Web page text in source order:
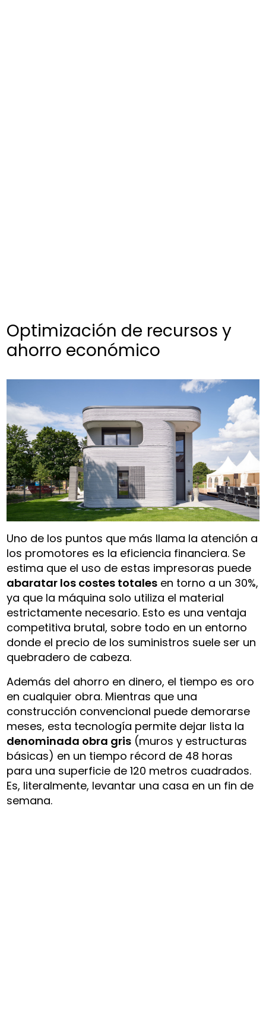
Optimización de recursos y
ahorro económico
Uno de los puntos que más llama la atención a
los promotores es la eficiencia financiera. Se
estima que el uso de estas impresoras puede
abaratar los costes totales en torno a un 30%,
ya que la máquina solo utiliza el material
estrictamente necesario. Esto es una ventaja
competitiva brutal, sobre todo en un entorno
donde el precio de los suministros suele ser un
quebradero de cabeza.
Además del ahorro en dinero, el tiempo es oro
en cualquier obra. Mientras que una
construcción convencional puede demorarse
meses, esta tecnología permite dejar lista la
denominada obra gris (muros y estructuras
básicas) en un tiempo récord de 48 horas
para una superficie de 120 metros cuadrados.
Es, literalmente, levantar una casa en un fin de
semana.